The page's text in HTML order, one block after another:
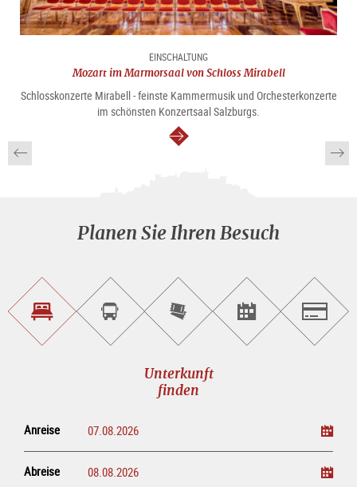
EINSCHALTUNG
Mozart im Marmorsaal von Schloss Mirabell
Schlosskonzerte Mirabell - feinste Kammermusik und Orchesterkonzerte
im schönsten Konzertsaal Salzburgs.
weiter
Planen Sie Ihren Besuch
Unterkunft<br>findenSightseeing<br>Tour
buchen
Tickets
online<br>kaufen
Events<br>finden
Unterkunft
finden
Anreise
Abreise